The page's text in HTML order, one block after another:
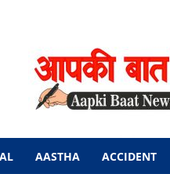
AASTHA ACCIDENT